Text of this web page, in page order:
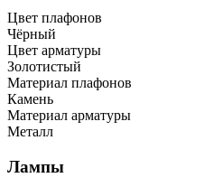
Цвет плафонов
Чёрный
Цвет арматуры
Золотистый
Материал плафонов
Камень
Материал арматуры
Металл
Лампы